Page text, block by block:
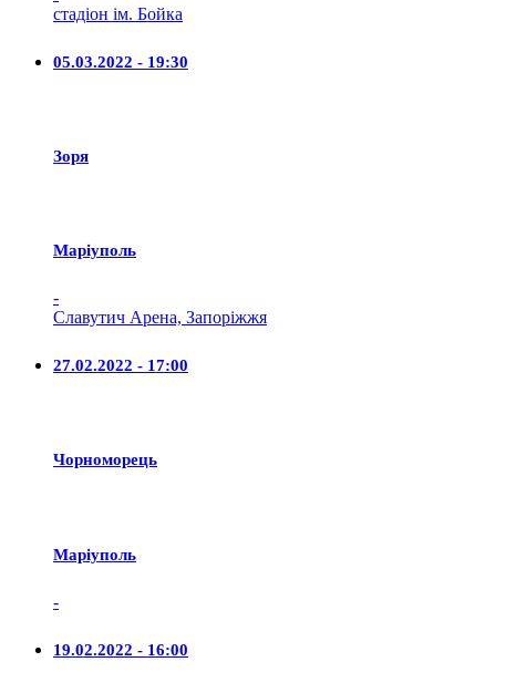
стадіон ім. Бойка
05.03.2022 - 19:30
Зоря
Маріуполь
-
Славутич Арена, Запоріжжя
27.02.2022 - 17:00
Чорноморець
Маріуполь
-
19.02.2022 - 16:00